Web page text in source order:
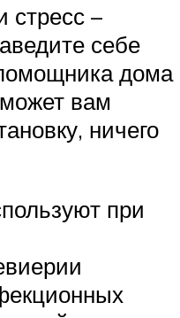
стресс –
себе
дома
вам
ничего
при